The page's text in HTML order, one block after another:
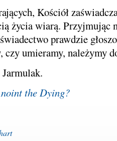
Kościół
życia wiarą. Przyjmując
prawdzie
czy umieramy, należymy
Jarmulak.
the Dying?